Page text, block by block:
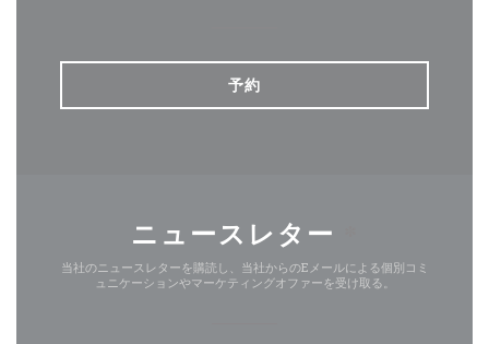
予約
ニュースレター
当社のニュースレターを購読し、当社からのEメールによる個別コミ
ュニケーションやマーケティングオファーを受け取る。